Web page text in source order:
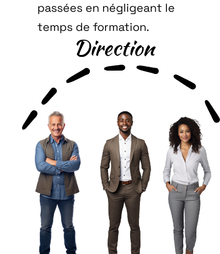
passées en négligeant le
temps de formation.